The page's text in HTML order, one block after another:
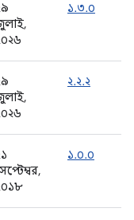
১.৩.০
২.২.২
১.০.০